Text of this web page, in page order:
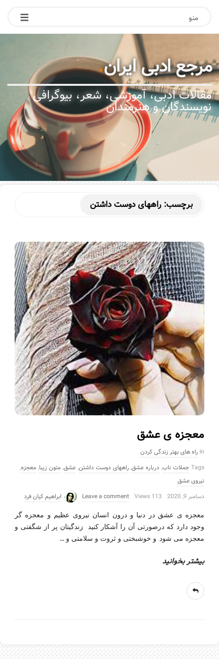
منو
مرجع ادبی ایران.
مقالات ادبی، آموزشی، شعر، بیوگرافی
نویسندگان و هنرمندان
برچسب: راههای دوست داشتن
معجزه ی عشق
In راه های بهتر زندگی کردن
Tags جملات ناب, درباره عشق,راههای دوست داشتن,عشق,متون زیبا, معجزه,
نیروی عشق
دسامبر 9, 2020
113 Views
Leave a comment ابراهیم کیان فرد
معجزه ی عشق در دنیا و درون انسان نیروی عظیم و معجزه گر
وجود دارد که درصورتی آن را آشکار کنید زندگیتان پر از شگفتی و
معجزه می شود. و خوشبختی و ثروت و سلامتی و …
بیشتر بخوانید